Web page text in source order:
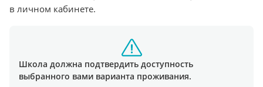
в личном кабинете.
Школа должна подтвердить доступность
выбранного вами варианта проживания.